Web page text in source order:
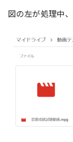
図の左が処理中